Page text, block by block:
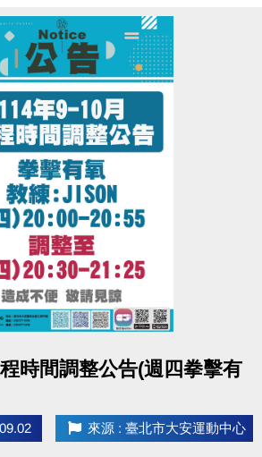
間內，請至B1泳池櫃台或三樓體
免費進場。
人，體適能容留人數80人，達人數
採一進一出管理，請排隊依序等
歲(含)以上，進場請遵守泳池、體
違者恕不得入場。
場限時1小時，超過使用時間請出
逾期未出場重排，將依場館規定補
時間調整公告(週四拳擊有
來源 : 臺北市大安運動中心